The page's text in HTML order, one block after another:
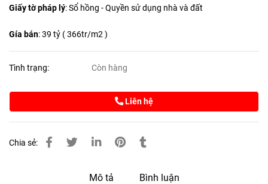
Giấy tờ pháp lý: Sổ hồng - Quyền sử dụng nhà và đất
Gía bán: 39 tỷ ( 366tr/m2 )
Tình trạng: Còn hàng
Liên hệ
Chia sẻ:
Mô tả Bình luận